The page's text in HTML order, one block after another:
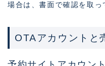
場合は、書面で確認を取っ
OTAアカウントと